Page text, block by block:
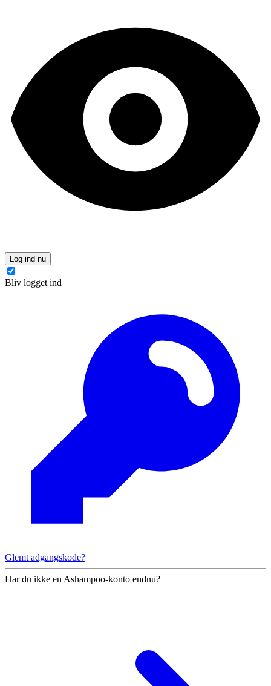
Log ind nu
Bliv logget ind
Glemt adgangskode?
Har du ikke en Ashampoo-konto endnu?